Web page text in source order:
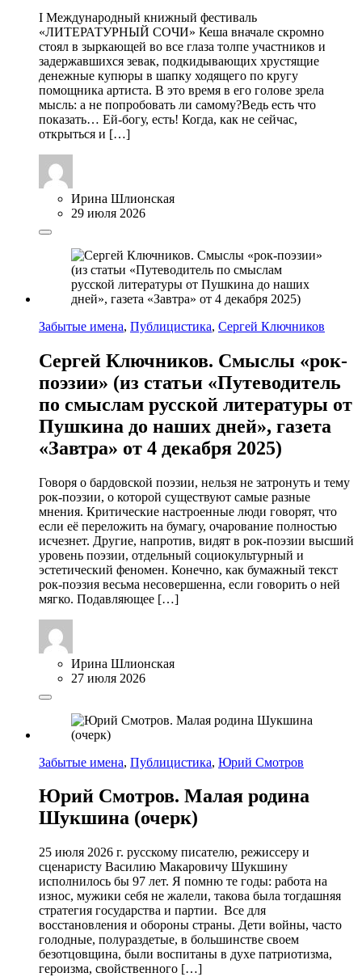
I Международный книжный фестиваль
«ЛИТЕРАТУРНЫЙ СОЧИ» Кеша вначале скромно
стоял в зыркающей во все глаза толпе участников и
задержавшихся зевак, подкидывающих хрустящие
денежные купюры в шапку ходящего по кругу
помощника артиста. В это время в его голове зрела
мысль: а не попробовать ли самому?Ведь есть что
показать… Ей-богу, есть! Когда, как не сейчас,
открыться и […]
Ирина Шлионская
29 июля 2026
Забытые имена, Публицистика, Сергей Ключников
Сергей Ключников. Смыслы «рок-
поэзии» (из статьи «Путеводитель
по смыслам русской литературы от
Пушкина до наших дней», газета
«Завтра» от 4 декабря 2025)
Говоря о бардовской поэзии, нельзя не затронуть и тему
рок-поэзии, о которой существуют самые разные
мнения. Критические настроенные люди говорят, что
если её переложить на бумагу, очарование полностью
исчезнет. Другие, напротив, видят в рок-поэзии высший
уровень поэзии, отдельный социокультурный и
эстетический феномен. Конечно, как бумажный текст
рок-поэзия весьма несовершенна, если говорить о ней
мягко. Подавляющее […]
Ирина Шлионская
27 июля 2026
Забытые имена, Публицистика, Юрий Смотров
Юрий Смотров. Малая родина
Шукшина (очерк)
25 июля 2026 г. русскому писателю, режиссеру и
сценаристу Василию Макаровичу Шукшину
исполнилось бы 97 лет. Я помню те годы: работа на
износ, мужики себя не жалели, такова была тогдашняя
стратегия государства и партии. Все для
восстановления и обороны страны. Дети войны, часто
голодные, полураздетые, в большинстве своем
безотцовщина, были воспитаны в духе патриотизма,
героизма, свойственного […]